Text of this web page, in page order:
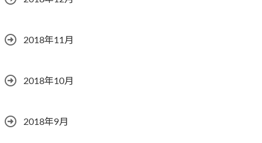
2018年11月
2018年10月
2018年9月